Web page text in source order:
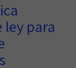
ley para